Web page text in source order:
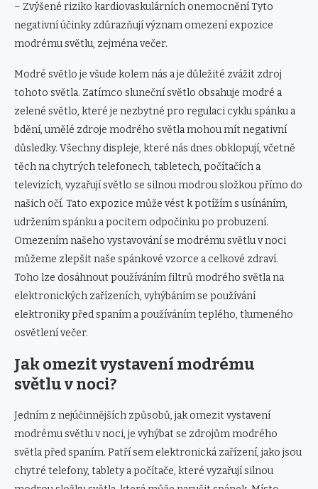
– Zvýšené riziko kardiovaskulárních onemocnění Tyto
negativní účinky zdůrazňují význam omezení expozice
modrému světlu, zejména večer.
Modré světlo je všude kolem nás a je důležité zvážit zdroj
tohoto světla. Zatímco sluneční světlo obsahuje modré a
zelené světlo, které je nezbytné pro regulaci cyklu spánku a
bdění, umělé zdroje modrého světla mohou mít negativní
důsledky. Všechny displeje, které nás dnes obklopují, včetně
těch na chytrých telefonech, tabletech, počítačích a
televizích, vyzařují světlo se silnou modrou složkou přímo do
našich očí. Tato expozice může vést k potížím s usínáním,
udržením spánku a pocitem odpočinku po probuzení.
Omezením našeho vystavování se modrému světlu v noci
můžeme zlepšit naše spánkové vzorce a celkové zdraví.
Toho lze dosáhnout používáním filtrů modrého světla na
elektronických zařízeních, vyhýbáním se používání
elektroniky před spaním a používáním teplého, tlumeného
osvětlení večer.
Jak omezit vystavení modrému
světlu v noci?
Jedním z nejúčinnějších způsobů, jak omezit vystavení
modrému světlu v noci, je vyhýbat se zdrojům modrého
světla před spaním. Patří sem elektronická zařízení, jako jsou
chytré telefony, tablety a počítače, které vyzařují silnou